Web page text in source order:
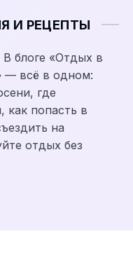
И РЕЦЕПТЫ
В блоге «Отдых в
— всё в одном:
где
как попасть в
на
отдых без